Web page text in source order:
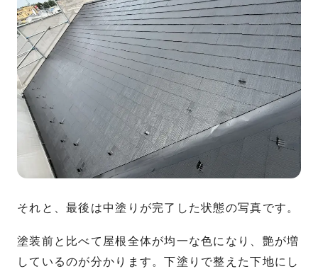
それと、最後は中塗りが完了した状態の写真です。
塗装前と比べて屋根全体が均一な色になり、艶が増
しているのが分かります。下塗りで整えた下地にし